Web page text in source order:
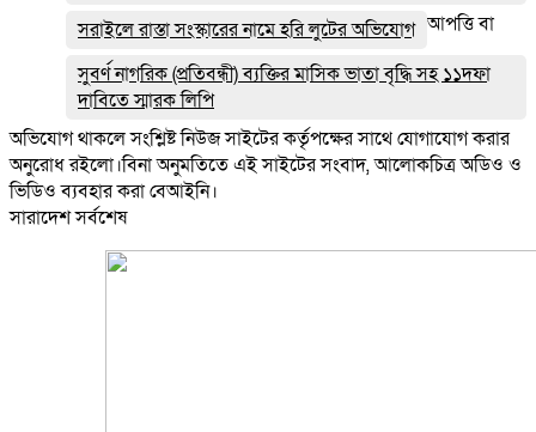
সরাইলে রাস্তা সংস্কারের নামে হরি লুটের অভিযোগ
সুবর্ণ নাগরিক (প্রতিবন্ধী) ব্যক্তির মাসিক ভাতা বৃদ্ধি সহ ১১দফা
দাবিতে স্মারক লিপি
আপত্তি বা
অভিযোগ থাকলে সংশ্লিষ্ট নিউজ সাইটের কর্তৃপক্ষের সাথে যোগাযোগ করার
অনুরোধ রইলো।বিনা অনুমতিতে এই সাইটের সংবাদ, আলোকচিত্র অডিও ও
ভিডিও ব্যবহার করা বেআইনি।
সারাদেশ সর্বশেষ